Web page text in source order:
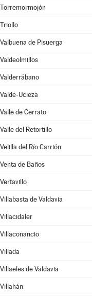
Torremormojón
Triollo
Valbuena de Pisuerga
Valdeolmillos
Valderrábano
Valde-Ucieza
Valle de Cerrato
Valle del Retortillo
Velilla del Río Carrión
Venta de Baños
Vertavillo
Villabasta de Valdavia
Villacidaler
Villaconancio
Villada
Villaeles de Valdavia
Villahán